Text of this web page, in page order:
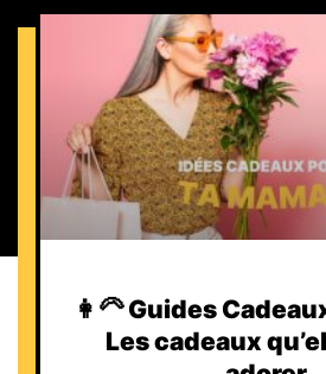
👩‍🦳 Guides
Les cadeaux